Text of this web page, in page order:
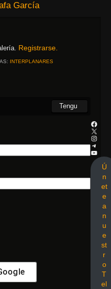
García
Registrarse.
INTERPLANARES
Tengu
Ú
n
et
e
a
n
u
e
st
r
o
T
el